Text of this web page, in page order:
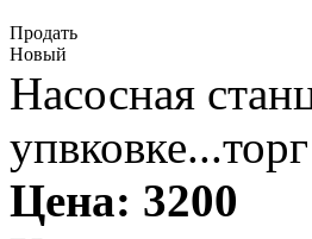
Продать
Новый
Насосная
Цена: 3200